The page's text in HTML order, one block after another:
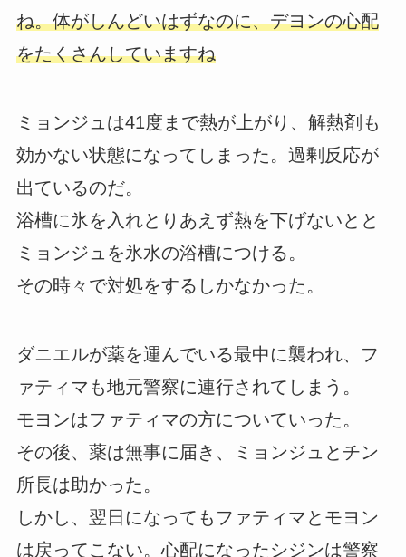
ね。体がしんどいはずなのに、デヨンの心配
をたくさんしていますね
ミョンジュは41度まで熱が上がり、解熱剤も
効かない状態になってしまった。過剰反応が
出ているのだ。
浴槽に氷を入れとりあえず熱を下げないとと
ミョンジュを氷水の浴槽につける。
その時々で対処をするしかなかった。
ダニエルが薬を運んでいる最中に襲われ、フ
ァティマも地元警察に連行されてしまう。
モヨンはファティマの方についていった。
その後、薬は無事に届き、ミョンジュとチン
所長は助かった。
しかし、翌日になってもファティマとモヨン
は戻ってこない。心配になったシジンは警察